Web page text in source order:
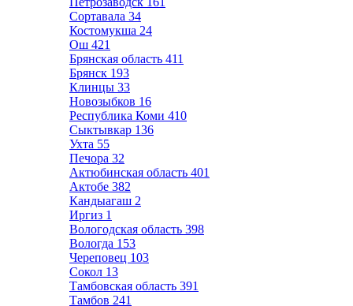
Сортавала 34
Костомукша 24
Ош 421
Брянская область 411
Брянск 193
Клинцы 33
Новозыбков 16
Республика Коми 410
Сыктывкар 136
Ухта 55
Печора 32
Актюбинская область 401
Актобе 382
Кандыагаш 2
Иргиз 1
Вологодская область 398
Вологда 153
Череповец 103
Сокол 13
Тамбовская область 391
Тамбов 241